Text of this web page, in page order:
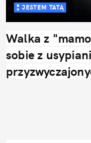
JESTEM TATĄ
Walka z
sobie z